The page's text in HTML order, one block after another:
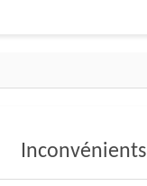
Inconvénients